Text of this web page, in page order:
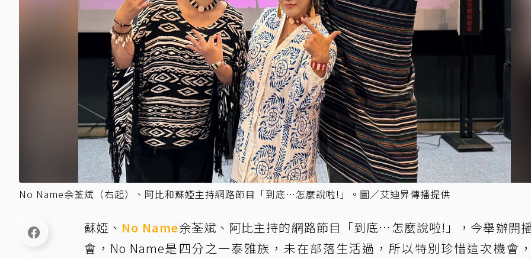
No Name余荃斌（右起）、阿比和蘇婭主持網路節目「到底…怎麼說啦!」。圖／艾迪昇傳播提供
蘇婭、 No Name余荃斌、阿比主持的網路節目「到底…怎麼說啦!」，今舉辦開
會，No Name是四分之一泰雅族，未在部落生活過，所以特別珍惜這次機會